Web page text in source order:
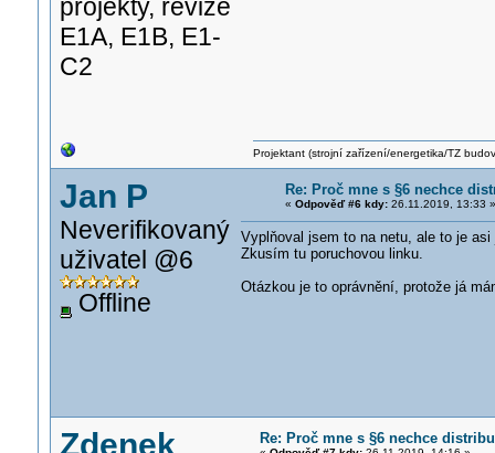
projekty, revize
E1A, E1B, E1-
C2
Projektant (strojní zařízení/energetika/TZ
Jan P
Neverifikovaný
uživatel @6
Offline
Re: Proč mne s §6 nechce
« Odpověď #6 kdy:26.11.2019, 13:33 »
Vyplňoval jsem to na netu, ale to je
Zkusím tu poruchovou linku.
Otázkou je to oprávnění, protože já
Zdenek
Re: Proč mne s §6 nechce